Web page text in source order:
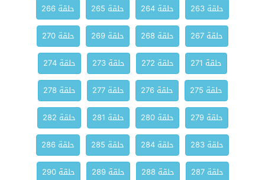
حلقة 263
حلقة 264 حلقة 265
حلقة 266
حلقة 267
حلقة 268 حلقة 269
حلقة 270
حلقة 271
حلقة 272 حلقة 273
حلقة 274
حلقة 275
حلقة 276 حلقة 277
حلقة 278
حلقة 279
حلقة 280 حلقة 281
حلقة 282
حلقة 283
حلقة 284 حلقة 285
حلقة 286
حلقة 287
حلقة 288 حلقة 289
حلقة 290